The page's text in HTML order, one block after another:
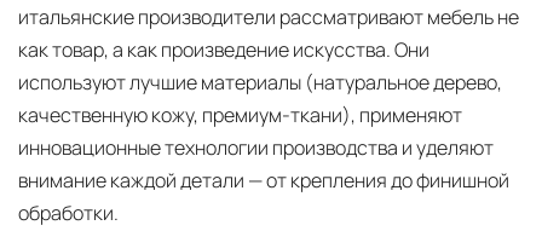
итальянские производители рассматривают мебель не
как товар, а как произведение искусства. Они
используют лучшие материалы (натуральное дерево,
качественную кожу, премиум-ткани), применяют
инновационные технологии производства и уделяют
внимание каждой детали — от крепления до финишной
обработки.